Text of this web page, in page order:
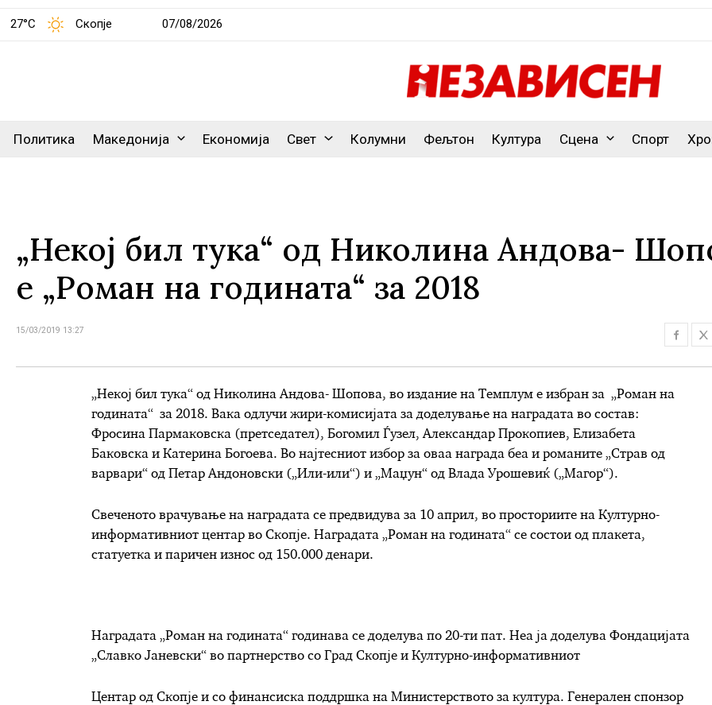
27°C Скопје 07/08/2026
Политика Македонија Економија Свет Колумни Фељтон Култура Сцена Спорт
„Некој бил тука“ од Николина Андова-
е „Роман на годината“ за 2018
15/03/2019 13:27
„Некој бил тука“ од Николина Андова- Шопова, во издание на Темплум е избран за „Роман на
годината“ за 2018. Вака одлучи жири-комисијата за доделување на наградата во состав:
Фросина Пармаковска (претседател), Богомил Ѓузел, Александар Прокопиев, Елизабета
Баковска и Катерина Богоева. Во најтесниот избор за оваа награда беа и романите „Страв од
варвари“ од Петар Андоновски („Или-или“) и „Маџун“ од Влада Урошевиќ („Магор“).
Свеченото врачување на наградата се предвидува за 10 април, во просториите на Културно-
информативниот центар во Скопје. Наградата „Роман на годината“ се состои од плакета,
статуетка и паричен износ од 150.000 денари.
Наградата „Роман на годината“ годинава се доделува по 20-ти пат. Неа ја доделува Фондацијата
„Славко Јаневски“ во партнерство со Град Скопје и Културно-информативниот
Центар од Скопје и со финансиска поддршка на Министерството за култура. Генерален спонзор